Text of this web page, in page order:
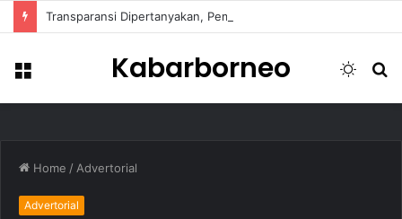
Menu Kabarborneo
Switch
Home / Advertorial
Advertorial